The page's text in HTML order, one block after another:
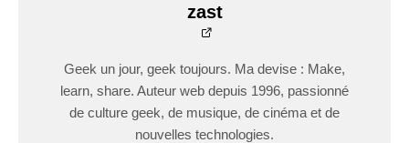
zast
Geek un jour, geek toujours. Ma devise : Make,
learn, share. Auteur web depuis 1996, passionné
de culture geek, de musique, de cinéma et de
nouvelles technologies.